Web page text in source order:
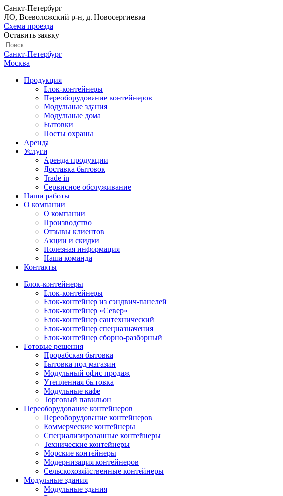
Санкт-Петербург
ЛО, Всеволожский р-н, д. Новосергиевка
Схема проезда
Оставить заявку
Санкт-Петербург
Москва
Продукция
Блок-контейнеры
Переоборудование контейнеров
Модульные здания
Модульные дома
Бытовки
Посты охраны
Аренда
Услуги
Аренда продукции
Доставка бытовок
Trade in
Сервисное обслуживание
Наши работы
О компании
О компании
Производство
Отзывы клиентов
Акции и скидки
Полезная информация
Наша команда
Контакты
Блок-контейнеры
Блок-контейнеры
Блок-контейнер из сэндвич-панелей
Блок-контейнер «Север»
Блок-контейнер сантехнический
Блок-контейнер спецназначения
Блок-контейнер сборно-разборный
Готовые решения
Прорабская бытовка
Бытовка под магазин
Модульный офис продаж
Утепленная бытовка
Модульные кафе
Торговый павильон
Переоборудование контейнеров
Переоборудование контейнеров
Коммерческие контейнеры
Специализированные контейнеры
Технические контейнеры
Морские контейнеры
Модернизация контейнеров
Сельскохозяйственные контейнеры
Модульные здания
Модульные здания